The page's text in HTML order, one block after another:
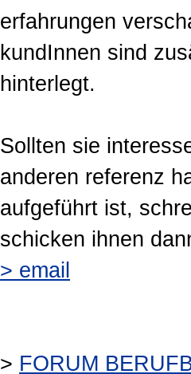
erfahrungen
kundInnen sind
hinterlegt.
Sollten sie
anderen referenz
aufgeführt ist,
schicken ihnen
> email
> FORUM